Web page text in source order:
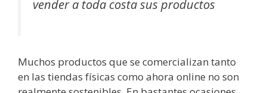
vender a toda costa sus productos
Muchos productos que se comercializan tanto
en las tiendas físicas como ahora online no son